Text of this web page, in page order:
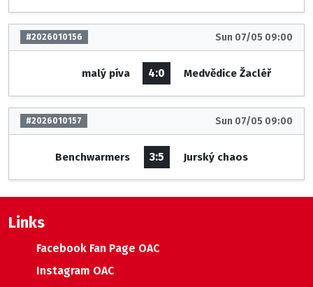
#2026010156 Sun 07/05 09:00
malý píva 4:0 Medvědice Žacléř
#2026010157 Sun 07/05 09:00
Benchwarmers 3:5 Jurský chaos
Links
Facebook Fan Page OAC
Instagram OAC